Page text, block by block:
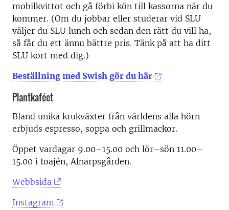
mobilkvittot och gå förbi kön till kassorna när du
kommer. (Om du jobbar eller studerar vid SLU
väljer du SLU lunch och sedan den rätt du vill ha,
så får du ett ännu bättre pris. Tänk på att ha ditt
SLU kort med dig.)
Beställning med Swish gör du här
Plantkaféet
Bland unika krukväxter från världens alla hörn
erbjuds espresso, soppa och grillmackor.
Öppet vardagar 9.00–15.00 och lör–sön 11.00–
15.00 i foajén, Alnarpsgården.
Webbsida
Instagram